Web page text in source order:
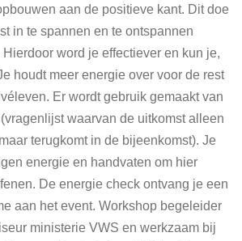
aan de positieve kant. Dit doe
in te spannen en te ontspannen
word je effectiever en kun je,
houdt meer energie over voor de rest
Er wordt gebruik gemaakt van
waarvan de uitkomst alleen
terugkomt in de bijeenkomst). Je
energie en handvaten om hier
De energie check ontvang je een
aan het event. Workshop begeleider
ministerie VWS en werkzaam bij